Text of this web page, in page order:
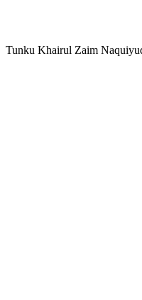
Tunku Khairul Zaim